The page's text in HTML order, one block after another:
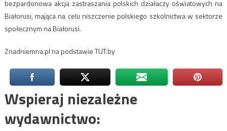
bezpardonowa akcja zastraszania polskich działaczy oświatowych na
Białorusi, mająca na celu niszczenie polskiego szkolnictwa w sektorze
społecznym na Białorusi.
Znadniemna.pl na podstawie TUT.by
Wspieraj niezależne
wydawnictwo: